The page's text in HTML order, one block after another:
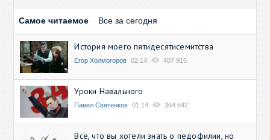
Самое читаемое Все за сегодня
История моего пятидесятисемитства
Егор Холмогоров 02:14 407 915
Уроки Навального
Павел Святенков 01:14 364 642
Всё, что вы хотели знать о педофилии, но